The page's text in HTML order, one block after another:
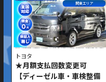
関東エリア
トヨタ
★月額支払回数変更可
【ディーゼル車・車検整備